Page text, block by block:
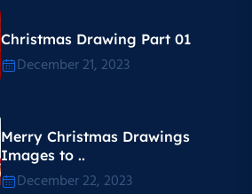
Christmas Drawing Part 01
December 21, 2023
Merry Christmas Drawings
Images to ..
December 22, 2023